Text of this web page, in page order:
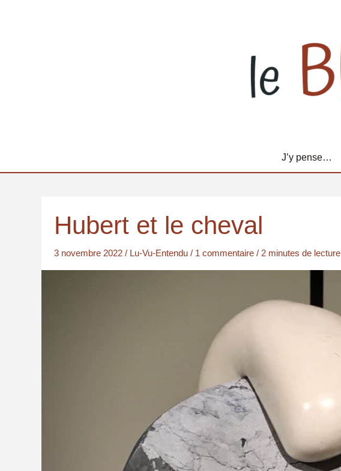
J’y pense…
Hubert et le cheval
3 novembre 2022 / Lu-Vu-Entendu / 1 commentaire / 2 minutes de lecture